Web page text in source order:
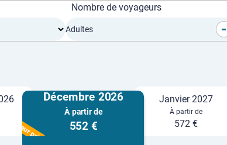
Nombre de voyageurs
Adultes -
Décembre 2026
À partir de
552 €
Meilleur prix
Janvier 2027
À partir de
572 €